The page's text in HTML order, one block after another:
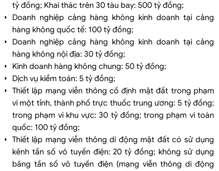
tỷ đồng; Khai thác trên 30 tàu bay: 500 tỷ đồng;
Doanh nghiệp cảng hàng không kinh doanh tại cảng
hàng không quốc tế: 100 tỷ đồng;
Doanh nghiệp cảng hàng không kinh doanh tại cảng
hàng không nội địa: 30 tỷ đồng;
Kinh doanh hàng không chung: 50 tỷ đồng;
Dịch vụ kiểm toán: 5 tỷ đồng;
Thiết lập mạng viễn thông cố định mặt đất trong phạm
vi một tỉnh, thành phố trực thuốc trung ương: 5 tỷ đồng;
trong phạm vi khu vực: 30 tỷ đồng; trong phạm vi toàn
quốc: 100 tỷ đồng;
Thiết lập mạng viễn thông di động mặt đất có sử dụng
kênh tần số vô tuyến điện: 20 tỷ đồng; không sử dụng
băng tần số vô tuyến điện (mạng viễn thông di động